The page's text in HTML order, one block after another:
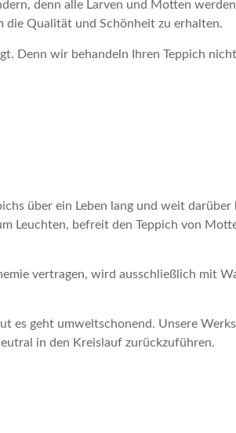
denn alle Larven und Motten
die Qualität und Schönheit zu erhalten.
Denn wir behandeln Ihren Teppich
über ein Leben lang und weit
Leuchten, befreit den Teppich von
vertragen, wird ausschließlich mit
es geht umweltschonend. Unsere
in den Kreislauf zurückzuführen.